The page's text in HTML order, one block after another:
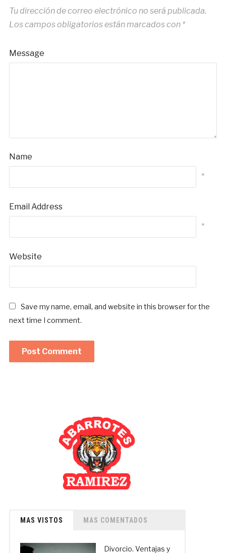
Tu dirección de correo electrónico no será publicada.
Los campos obligatorios están marcados con *
Message
Name
*
Email Address
*
Website
Save my name, email, and website in this browser for the
next time I comment.
MAS VISTOS MAS COMENTADOS
Divorcio. Ventajas y